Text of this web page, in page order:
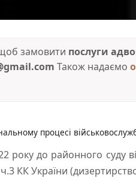
замовити послуги
Також надаємо
процесі
року до районного суду
КК України